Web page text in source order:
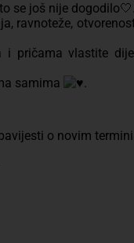
se još nije
ravnoteže,
pričama vlastite
samima
.
o novim